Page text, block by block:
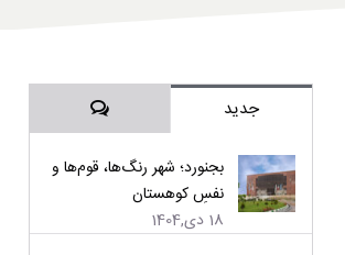
جدید دیدگاه‌ها
بجنورد؛ شهر رنگ‌ها، قوم‌ها و
نفسِ کوهستان
18 دی,1404